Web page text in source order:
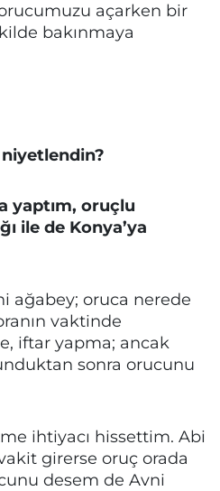
açarken bir
bakınmaya
yaptım, oruçlu
ile de Konya’ya
ağabey; oruca nerede
vaktinde
iftar yapma; ancak
sonra orucunu
ihtiyacı hissettim. Abi
girerse oruç orada
desem de Avni